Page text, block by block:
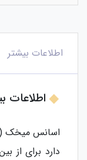
اطلاعات بیشتر
اطلاعات
دارد برای از